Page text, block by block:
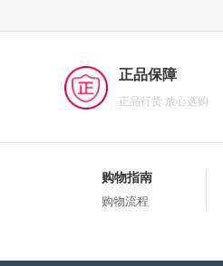
正品保障
正品行货 放心选购
购物指南
购物流程